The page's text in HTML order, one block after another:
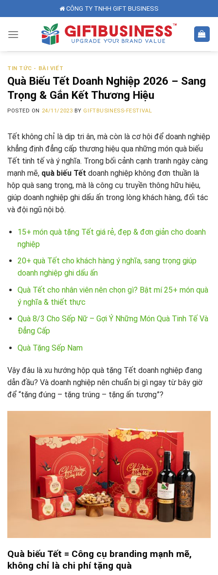
to
content
CÔNG TY TNHH GIFT BUSINESS
TIN TỨC - BÀI VIẾT
Quà Biếu Tết Doanh Nghiệp 2026 – Sang
Trọng & Gắn Kết Thương Hiệu
POSTED ON 24/11/2023 BY GIFTBUSINESS-FESTIVAL
Tết không chỉ là dịp tri ân, mà còn là cơ hội để doanh nghiệp
khẳng định đẳng cấp thương hiệu qua những món quà biếu
Tết tinh tế và ý nghĩa. Trong bối cảnh cạnh tranh ngày càng
mạnh mẽ, quà biếu Tết doanh nghiệp không đơn thuần là
hộp quà sang trọng, mà là công cụ truyền thông hữu hiệu,
giúp doanh nghiệp ghi dấu ấn trong lòng khách hàng, đối tác
và đội ngũ nội bộ.
15+ món quà tặng Tết giá rẻ, đẹp & đơn giản cho doanh
nghiệp
20+ quà Tết cho khách hàng ý nghĩa, sang trọng giúp
doanh nghiệp ghi dấu ấn
Quà Tết cho nhân viên nên chọn gì? Bật mí 25+ món quà
ý nghĩa & thiết thực
Quà 8/3 Cho Sếp Nữ – Gợi Ý Những Món Quà Tinh Tế Và
Đẳng Cấp
Quà Tặng Sếp Nam
Vậy đâu là xu hướng hộp quà tặng Tết doanh nghiệp đang
dẫn đầu? Và doanh nghiệp nên chuẩn bị gì ngay từ bây giờ
để “tặng đúng – tặng trúng – tặng ấn tượng”?
Quà biếu Tết = Công cụ branding mạnh mẽ,
không chỉ là chi phí tặng quà